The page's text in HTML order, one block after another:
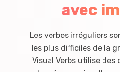
avec
Les verbes irréguliers
les plus difficiles de la
Visual Verbs utilise des